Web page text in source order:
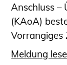
Anschluss –
(KAoA)
Vorrangiges
Meldung